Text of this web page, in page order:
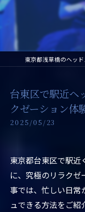
台東区で駅近ヘ
クゼーション体
2025/05/23
東京都台東区で駅近
に、究極のリラクゼ
事では、忙しい日常
ュできる方法をご紹